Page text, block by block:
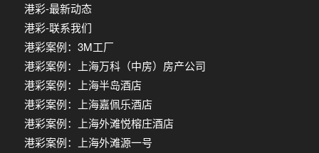
港彩-最新动态
港彩-联系我们
港彩案例：3M工厂
港彩案例：上海万科（中房）房产公司
港彩案例：上海半岛酒店
港彩案例：上海嘉佩乐酒店
港彩案例：上海外滩悦榕庄酒店
港彩案例：上海外滩源一号